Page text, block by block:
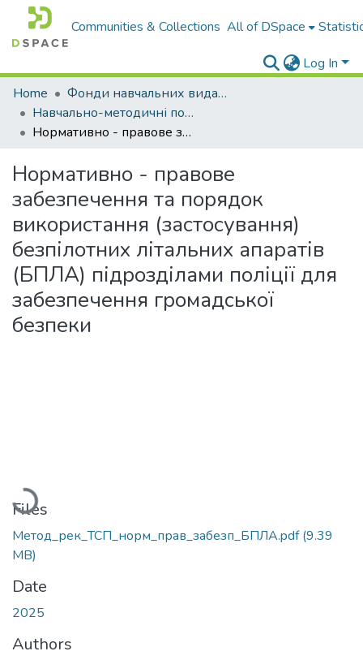
Communities & Collections All of DSpace
Log In
Home
Фонди навчальних видань
Навчально-методичні посібники
Нормативно - правове забезпечення та порядок використання (застосування) безпілотних літальних апаратів (БПЛА) підрозділами поліції для забезпечення громадської безпеки
Нормативно - правове
забезпечення та порядок
використання (застосування)
безпілотних літальних апаратів
(БПЛА) підрозділами поліції для
забезпечення громадської
безпеки
Loading...
Files
Метод_рек_ТСП_норм_прав_забезп_БПЛА.pdf(9.39
MB)
Date
2025
Authors